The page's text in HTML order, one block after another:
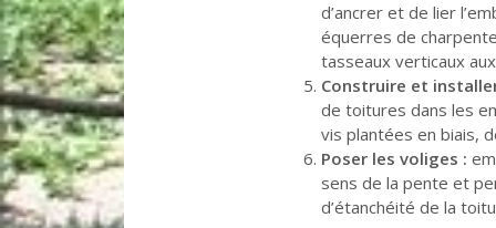
d’ancrer et de lier
équerres de
tasseaux verticaux
Construire et
de toitures dans les
vis plantées en biais,
Poser les voliges :
sens de la pente et
d’étanchéité de la